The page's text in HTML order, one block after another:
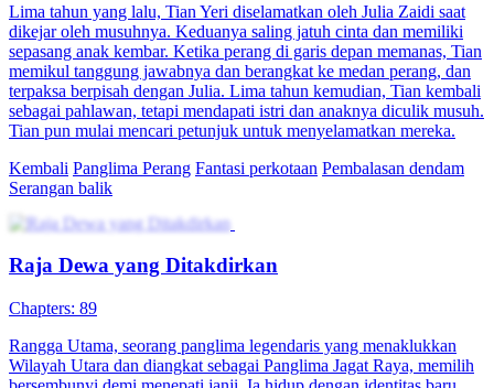
Lima tahun yang lalu, Tian Yeri diselamatkan oleh Julia Zaidi saat
dikejar oleh musuhnya. Keduanya saling jatuh cinta dan memiliki
sepasang anak kembar. Ketika perang di garis depan memanas, Tian
memikul tanggung jawabnya dan berangkat ke medan perang, dan
terpaksa berpisah dengan Julia. Lima tahun kemudian, Tian kembali
sebagai pahlawan, tetapi mendapati istri dan anaknya diculik musuh.
Tian pun mulai mencari petunjuk untuk menyelamatkan mereka.
Kembali Panglima Perang Fantasi perkotaan Pembalasan dendam
Serangan balik